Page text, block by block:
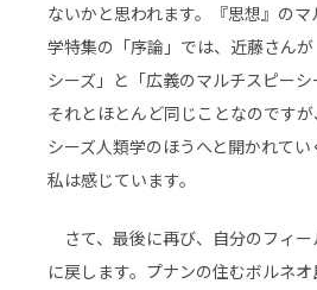
ないかと思われます。『思想』の
学特集の「序論」では、近藤さん
シーズ」と「広義のマルチスピーシ
それとほとんど同じことなのです
シーズ人類学のほうへと開かれてい
私は感じています。
さて、最後に再び、自分のフィ
に戻します。プナンの住むボルネ